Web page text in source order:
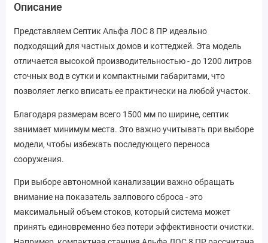
Описание
Представляем Септик Альфа ЛОС 8 ПР идеально
подходящий для частных домов и коттеджей. Эта модель
отличается высокой производительностью - до 1200 литров
сточных вод в сутки и компактными габаритами, что
позволяет легко вписать ее практически на любой участок.
Благодаря размерам всего 1500 мм по ширине, септик
занимает минимум места. Это важно учитывать при выборе
модели, чтобы избежать последующего переноса
сооружения.
При выборе автономной канализации важно обращать
внимание на показатель залпового сброса - это
максимальный объем стоков, который система может
принять единовременно без потери эффективности очистки.